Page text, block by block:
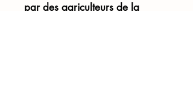
par des agriculteurs de la